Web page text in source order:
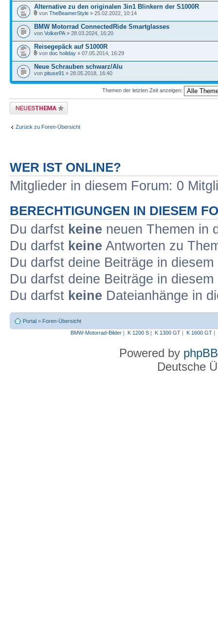
Alternative zu den originalen 3in1 Blinkern der S1000R
von TheBeamerStyle » 25.02.2022, 10:14
BMW Motorrad ConnectedRide Smartglasses
von VolkerPA » 28.03.2024, 16:20
Reisegepäck auf S1000R
von doc holiday » 07.05.2014, 16:29
Neue Schrauben schwarz/Alu
von pituse91 » 28.05.2018, 16:40
Themen der letzten Zeit anzeigen:
Neues Thema erstellen
Zurück zu Foren-Übersicht
WER IST ONLINE?
Mitglieder in diesem Forum: 0
BERECHTIGUNGEN IN DIESEM
Du darfst keine neuen Themen in
Du darfst keine Antworten zu
Du darfst deine Beiträge in
Du darfst deine Beiträge in
Du darfst keine Dateianhänge in
Portal » Foren-Übersicht
BMW-Motorrad-Bilder| K 1200 S| K 1300 GT| K 1600 GT|
Powered by phpBB
Deutsche